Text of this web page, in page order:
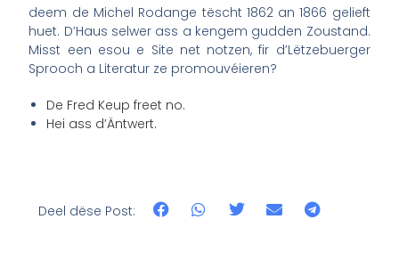
deem de Michel Rodange tëscht 1862 an 1866 gelieft
huet. D’Haus selwer ass a kengem gudden Zoustand.
Misst een esou e Site net notzen, fir d’Lëtzebuerger
Sprooch a Literatur ze promouvéieren?
De Fred Keup freet no.
Hei ass d’Äntwert.
Deel dëse Post: